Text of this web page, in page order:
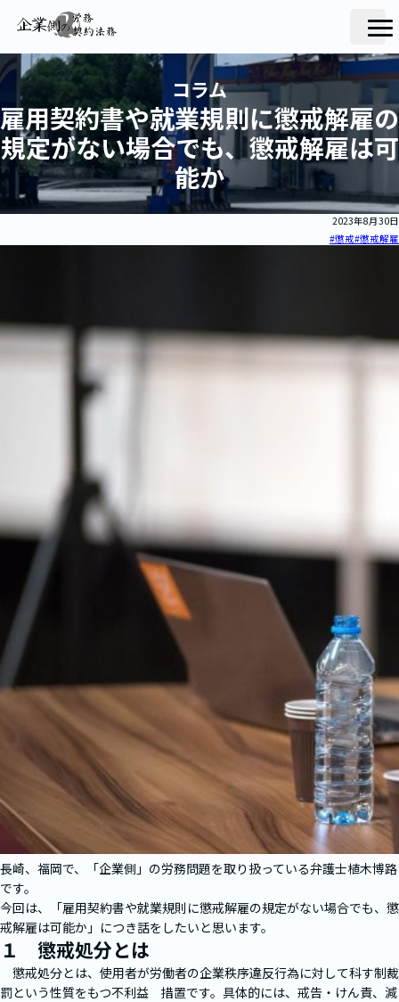
コラム
雇用契約書や就業規則に懲戒解雇の
規定がない場合でも、懲戒解雇は可
能か
2023年8月30日
#懲戒#懲戒解雇
長崎、福岡で、「企業側」の労務問題を取り扱っている弁護士植木博路
です。
今回は、「雇用契約書や就業規則に懲戒解雇の規定がない場合でも、懲
戒解雇は可能か」につき話をしたいと思います。
１ 懲戒処分とは
懲戒処分とは、使用者が労働者の企業秩序違反行為に対して科す制裁
罰という性質をもつ不利益 措置です。具体的には、戒告・けん責、減